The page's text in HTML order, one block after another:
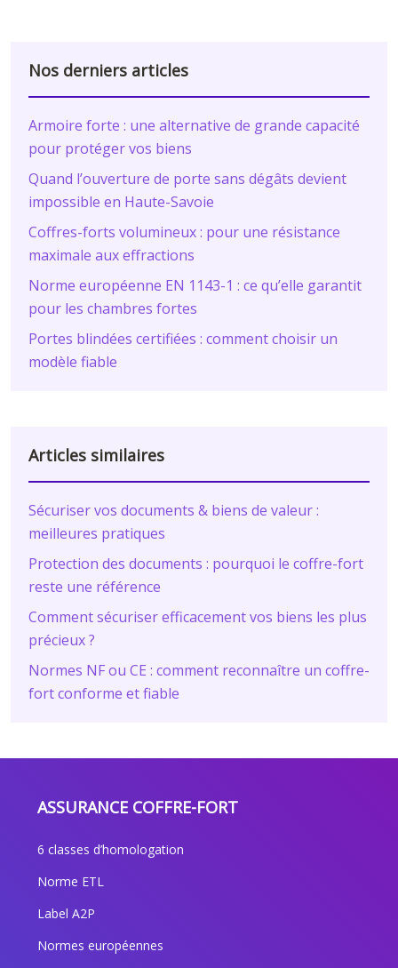
Nos derniers articles
Armoire forte : une alternative de grande capacité
pour protéger vos biens
Quand l’ouverture de porte sans dégâts devient
impossible en Haute-Savoie
Coffres-forts volumineux : pour une résistance
maximale aux effractions
Norme européenne EN 1143-1 : ce qu’elle garantit
pour les chambres fortes
Portes blindées certifiées : comment choisir un
modèle fiable
Articles similaires
Sécuriser vos documents & biens de valeur :
meilleures pratiques
Protection des documents : pourquoi le coffre-fort
reste une référence
Comment sécuriser efficacement vos biens les plus
précieux ?
Normes NF ou CE : comment reconnaître un coffre-
fort conforme et fiable
ASSURANCE COFFRE-FORT
6 classes d’homologation
Norme ETL
Label A2P
Normes européennes